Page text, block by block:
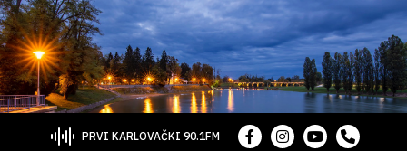
PRVI KARLOVAČKI 90.1FM